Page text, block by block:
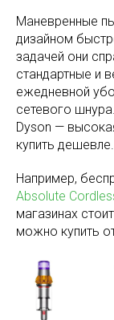
Маневренные
дизайном
задачей они
стандартные и
ежедневной
сетевого
Dyson —
купить дешевле.
Например,
Absolute
магазинах
можно купить